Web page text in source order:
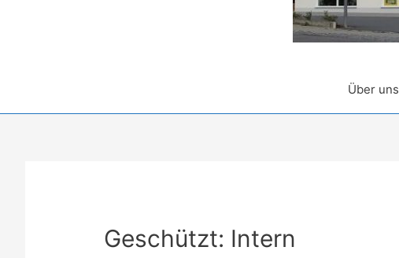
Über uns
Geschützt: Intern